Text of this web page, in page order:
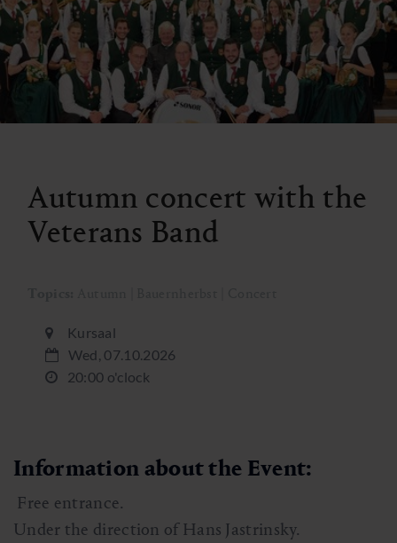
Autumn concert with the
Veterans Band
Kursaal
Wed, 07.10.2026
20:00 o'clock
Information about the Event:
Free entrance.
Under the direction of Hans Jastrinsky.